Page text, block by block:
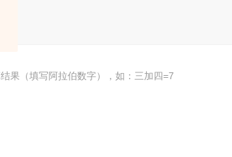
果（填写阿拉伯数字），如：三加四=7